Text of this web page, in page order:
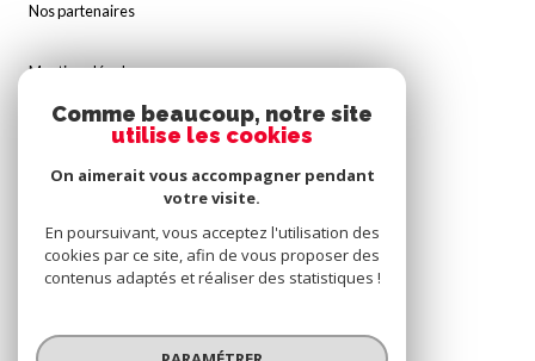
Nos partenaires
Mentions légales
Cookies
© 2026 | Tous droits réservés
Comme beaucoup, notre site
utilise les cookies
On aimerait vous accompagner pendant
votre visite.
En poursuivant, vous acceptez l'utilisation des
cookies par ce site, afin de vous proposer des
contenus adaptés et réaliser des statistiques !